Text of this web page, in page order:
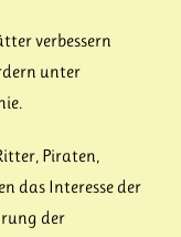
verbessern
unter
Piraten,
das Interesse der
der